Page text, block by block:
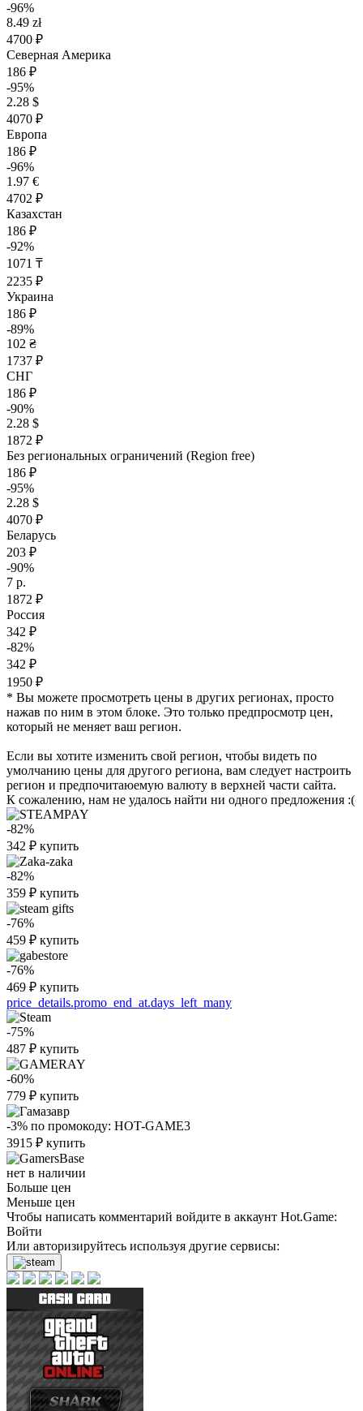
-96%
8.49 zł
4700 ₽
Северная Америка
186 ₽
-95%
2.28 $
4070 ₽
Европа
186 ₽
-96%
1.97 €
4702 ₽
Казахстан
186 ₽
-92%
1071 ₸
2235 ₽
Украина
186 ₽
-89%
102 ₴
1737 ₽
СНГ
186 ₽
-90%
2.28 $
1872 ₽
Без региональных ограничений (Region free)
186 ₽
-95%
2.28 $
4070 ₽
Беларусь
203 ₽
-90%
7 р.
1872 ₽
Россия
342 ₽
-82%
342 ₽
1950 ₽
* Вы можете просмотреть цены в других регионах, просто
нажав по ним в этом блоке. Это только предпросмотр цен,
который не меняет ваш регион.
Если вы хотите изменить свой регион, чтобы видеть по
умолчанию цены для другого региона, вам следует настроить
регион и предпочитаюемую валюту в верхней части сайта.
К сожалению, нам не удалось найти ни одного предложения :(
-82%
342 ₽ купить
-82%
359 ₽ купить
-76%
459 ₽ купить
-76%
469 ₽ купить
price_details.promo_end_at.days_left_many
-75%
487 ₽ купить
-60%
779 ₽ купить
-3% по промокоду: HOT-GAME3
3915 ₽ купить
нет в наличии
Больше цен
Меньше цен
Чтобы написать комментарий войдите в аккаунт Hot.Game:
Войти
Или авторизируйтесь используя другие сервисы: